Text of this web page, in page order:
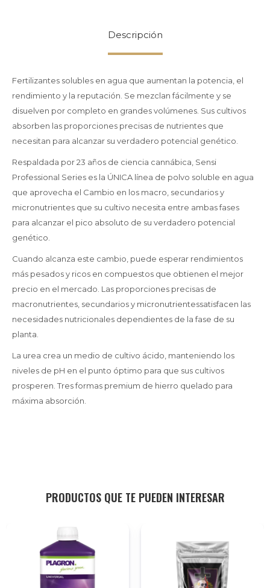
Descripción
Fertilizantes solubles en agua que aumentan la potencia, el
rendimiento y la reputación. Se mezclan fácilmente y se
disuelven por completo en grandes volúmenes. Sus cultivos
absorben las proporciones precisas de nutrientes que
necesitan para alcanzar su verdadero potencial genético.
Respaldada por 23 años de ciencia cannábica, Sensi
Professional Series es la ÚNICA línea de polvo soluble en agua
que aprovecha el Cambio en los macro, secundarios y
micronutrientes que su cultivo necesita entre ambas fases
para alcanzar el pico absoluto de su verdadero potencial
genético.
Cuando alcanza este cambio, puede esperar rendimientos
más pesados y ricos en compuestos que obtienen el mejor
precio en el mercado. Las proporciones precisas de
macronutrientes, secundarios y micronutrientessatisfacen las
necesidades nutricionales dependientes de la fase de su
planta.
La urea crea un medio de cultivo ácido, manteniendo los
niveles de pH en el punto óptimo para que sus cultivos
prosperen. Tres formas premium de hierro quelado para
máxima absorción.
PRODUCTOS QUE TE PUEDEN INTERESAR